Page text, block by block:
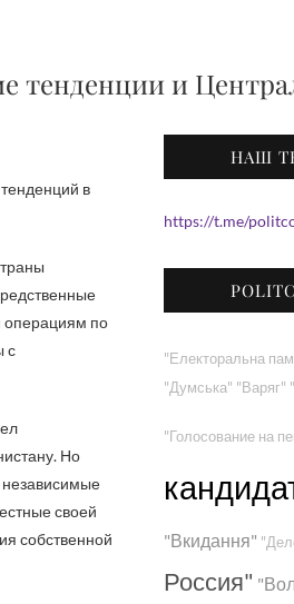
тенденции и
операциям по
с
Но
независимые
своей
собственной
НАШ
https://t.me/
"Електоральна
"Думська" "Варяг"
"Голосование на
"Вкидання"
Россия"